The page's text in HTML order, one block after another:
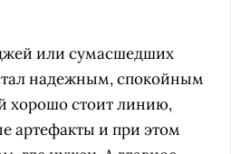
или сумасшедших
надежным, спокойным
хорошо стоит линию,
артефакты и при этом